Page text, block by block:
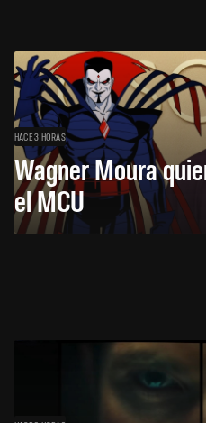
HACE 3 HORAS
Wagner Moura
el MCU